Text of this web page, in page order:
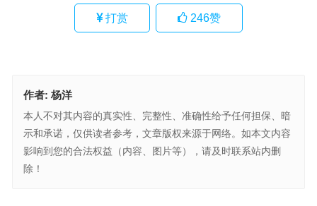
打赏 246赞
作者: 杨洋
本人不对其内容的真实性、完整性、准确性给予任何担保、暗
示和承诺，仅供读者参考，文章版权来源于网络。如本文内容
影响到您的合法权益（内容、图片等），请及时联系站内删
除！